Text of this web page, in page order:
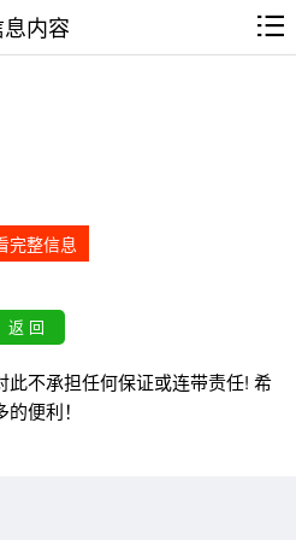
内容
完整信息
不承担任何保证或连带责任! 希
便利！